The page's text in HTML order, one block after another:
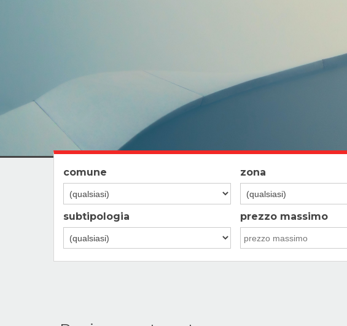
comune zona
subtipologia prezzo massimo